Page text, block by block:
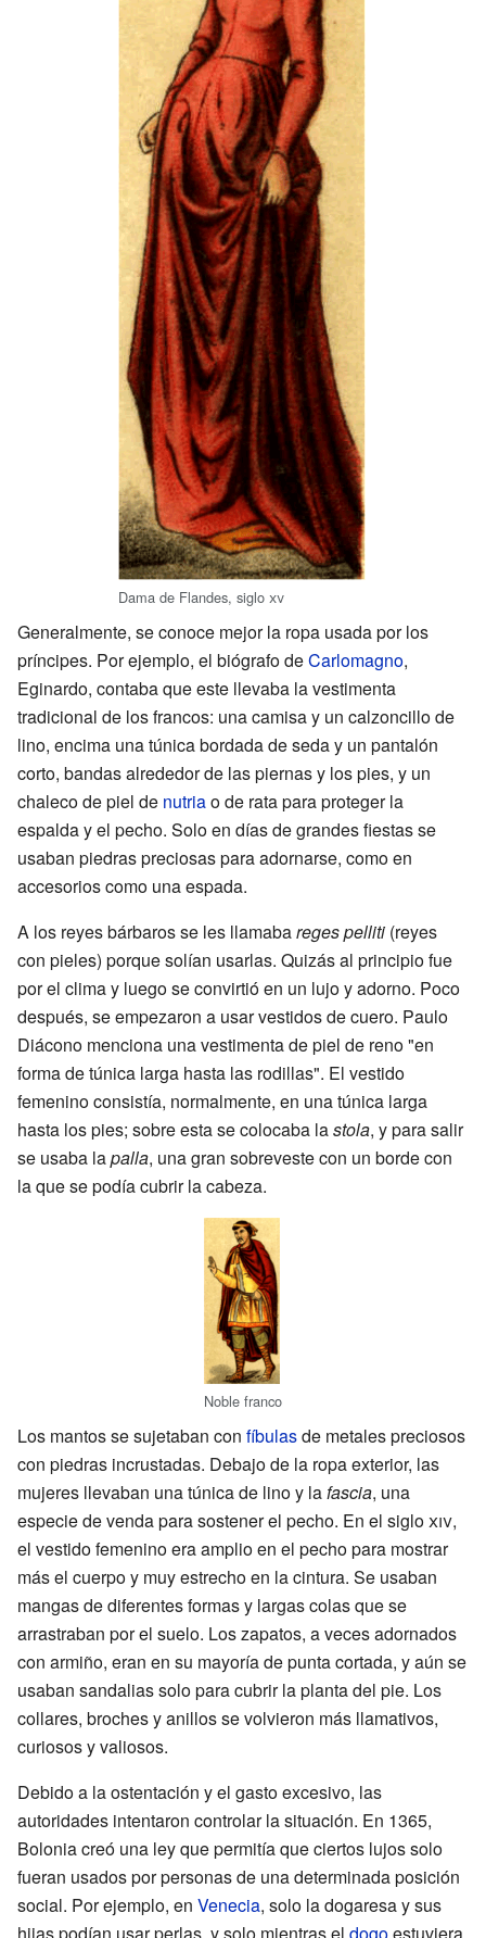
Dama de Flandes, siglo xv
Generalmente, se conoce mejor la ropa usada por los
príncipes. Por ejemplo, el biógrafo deCarlomagno,
Eginardo, contaba que este llevaba la vestimenta
tradicional de los francos: una camisa y un calzoncillo de
lino, encima una túnica bordada de seda y un pantalón
corto, bandas alrededor de las piernas y los pies, y un
chaleco de piel de nutriao de rata para proteger la
espalda y el pecho. Solo en días de grandes fiestas se
usaban piedras preciosas para adornarse, como en
accesorios como una espada.
A los reyes bárbaros se les llamabareges pelliti (reyes
con pieles) porque solían usarlas. Quizás al principio fue
por el clima y luego se convirtió en un lujo y adorno. Poco
después, se empezaron a usar vestidos de cuero. Paulo
Diácono menciona una vestimenta de piel de reno "en
forma de túnica larga hasta las rodillas". El vestido
femenino consistía, normalmente, en una túnica larga
hasta los pies; sobre esta se colocaba lastola, y para salir
se usaba lapalla, una gran sobreveste con un borde con
la que se podía cubrir la cabeza.
Noble franco
Los mantos se sujetaban con fíbulasde metales preciosos
con piedras incrustadas. Debajo de la ropa exterior, las
mujeres llevaban una túnica de lino y lafascia, una
especie de venda para sostener el pecho. En el sigloxiv,
el vestido femenino era amplio en el pecho para mostrar
más el cuerpo y muy estrecho en la cintura. Se usaban
mangas de diferentes formas y largas colas que se
arrastraban por el suelo. Los zapatos, a veces adornados
con armiño, eran en su mayoría de punta cortada, y aún se
usaban sandalias solo para cubrir la planta del pie. Los
collares, broches y anillos se volvieron más llamativos,
curiosos y valiosos.
Debido a la ostentación y el gasto excesivo, las
autoridades intentaron controlar la situación. En 1365,
Bolonia creó una ley que permitía que ciertos lujos solo
fueran usados por personas de una determinada posición
social. Por ejemplo, en Venecia, solo la dogaresa y sus